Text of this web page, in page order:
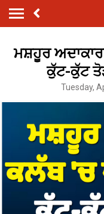
ਮਸ਼ਹੂਰ
ਕੁੱਟ-ਕੁੱਟ
Tuesday,